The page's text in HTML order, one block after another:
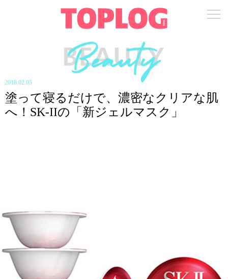
2018.02.05
塗って寝るだけで、濃密なクリアな肌
へ！SK-IIの「新ジェルマスク」